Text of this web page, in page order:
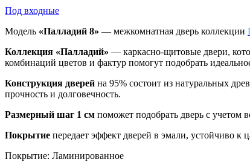
Под входные
Модель «Палладий 8» — межкомнатная дверь коллекции
Коллекция «Палладий» — каркасно-щитовые двери,
комбинаций цветов и фактур помогут подобрать
Конструкция дверей на 95% состоит из натуральных
прочность и долговечность.
Размерный шаг 1 см поможет подобрать дверь с учетом
Покрытие передает эффект дверей в эмали, устойчиво к
Покрытие: Ламинированное